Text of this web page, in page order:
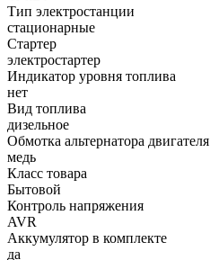
Тип электростанции
стационарные
Стартер
электростартер
Индикатор уровня топлива
нет
Вид топлива
дизельное
Обмотка альтернатора двигателя
медь
Класс товара
Бытовой
Контроль напряжения
AVR
Аккумулятор в комплекте
да